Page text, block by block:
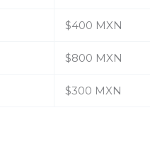
$400 MXN
$800 MXN
$300 MXN